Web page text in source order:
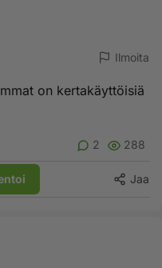
Ilmoita
on kertakäyttöisiä
2 288
Jaa